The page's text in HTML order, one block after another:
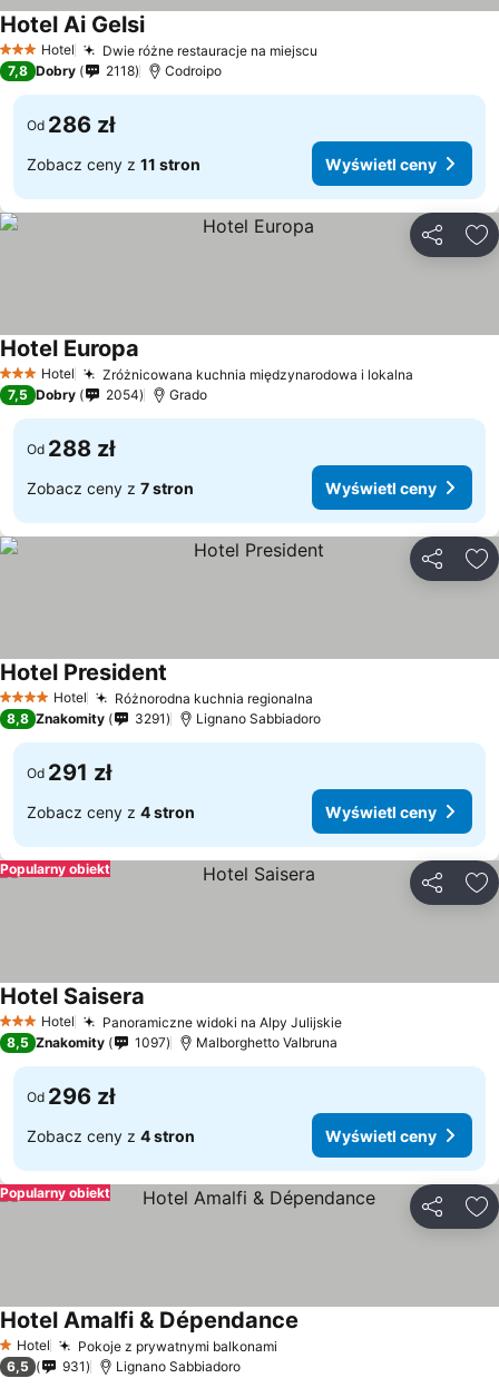
3 Kategoria
Hotel Dwie różne restauracje na miejscu
Hotel Ai Gelsi
7,8 Dobry 2118 Codroipo
Od 286 zł
Zobacz ceny z 11 stron Wyświetl ceny
3 Kategoria
Hotel Zróżnicowana kuchnia międzynarodowa i lokalna
Hotel Europa
7,5 Dobry 2054 Grado
Od 288 zł
Zobacz ceny z 7 stron Wyświetl ceny
4 KategoriaHotel Różnorodna kuchnia regionalna
Hotel President
8,8 Znakomity 3291 Lignano Sabbiadoro
Od 291 zł
Zobacz ceny z 4 stron Wyświetl ceny
Popularny obiekt
3 Kategoria
Hotel Panoramiczne widoki na Alpy Julijskie
Hotel Saisera
8,5 Znakomity 1097 Malborghetto Valbruna
Od 296 zł
Zobacz ceny z 4 stron Wyświetl ceny
Popularny obiekt
1 Kategoria
Hotel Pokoje z prywatnymi balkonami
Hotel Amalfi & Dépendance
6,5 931 Lignano Sabbiadoro